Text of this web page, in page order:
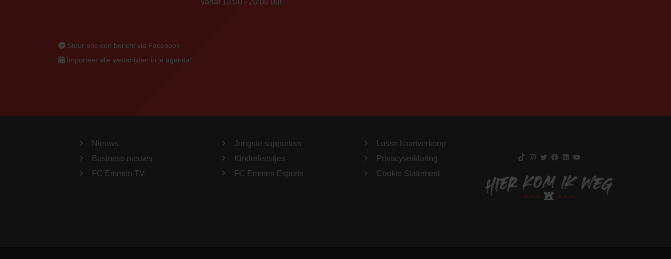
Stuur ons een bericht via Facebook
Importeer alle wedstrijden in je agenda!
Nieuws
Business nieuws
FC Emmen TV
Jongste supporters
Kinderfeestjes
FC Emmen Esports
Losse kaartverkoop
Privacyverklaring
Cookie Statement